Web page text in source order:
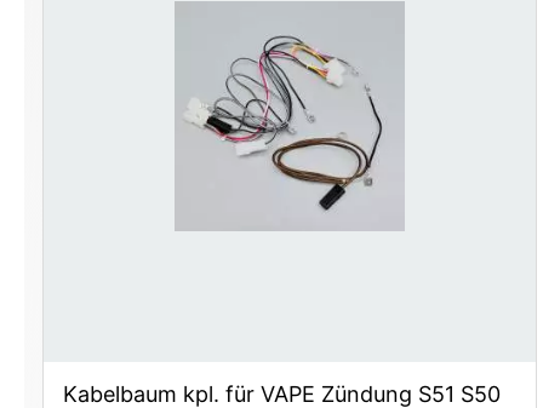
Kabelbaum kpl. für VAPE Zündung S51 S50